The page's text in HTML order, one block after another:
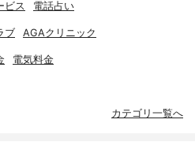
ビス 電話占い
ブ AGAクリニック
電気料金
カテゴリ一覧へ